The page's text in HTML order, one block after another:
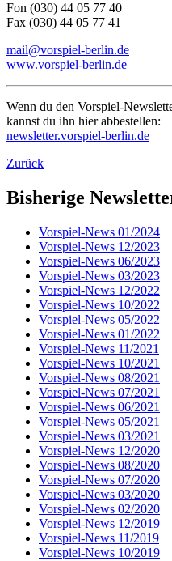
Fon (030) 44 05 77 40
Fax (030) 44 05 77 41
mail@vorspiel-berlin.de
www.vorspiel-berlin.de
Wenn du den Vorspiel-
kannst du ihn hier abbestellen:
newsletter.vorspiel-berlin.de
Zurück
Bisherige
Vorspiel-News 01/2024
Vorspiel-News 12/2023
Vorspiel-News 06/2023
Vorspiel-News 03/2023
Vorspiel-News 12/2022
Vorspiel-News 10/2022
Vorspiel-News 05/2022
Vorspiel-News 01/2022
Vorspiel-News 11/2021
Vorspiel-News 10/2021
Vorspiel-News 08/2021
Vorspiel-News 07/2021
Vorspiel-News 06/2021
Vorspiel-News 05/2021
Vorspiel-News 03/2021
Vorspiel-News 12/2020
Vorspiel-News 08/2020
Vorspiel-News 07/2020
Vorspiel-News 03/2020
Vorspiel-News 02/2020
Vorspiel-News 12/2019
Vorspiel-News 11/2019
Vorspiel-News 10/2019